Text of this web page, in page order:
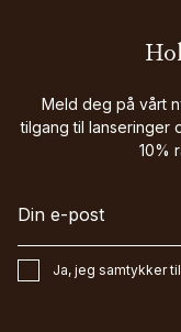
Meld deg på vårt
tilgang til lanseringer
10%
Ja, jeg samtykker til